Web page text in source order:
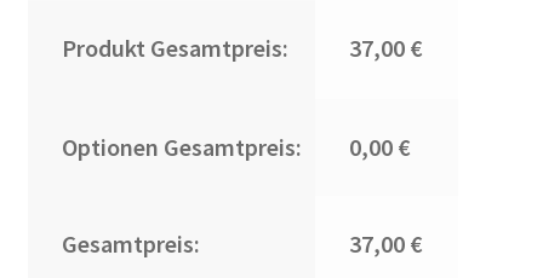
Produkt Gesamtpreis: 37,00 €
Optionen Gesamtpreis: 0,00 €
Gesamtpreis: 37,00 €